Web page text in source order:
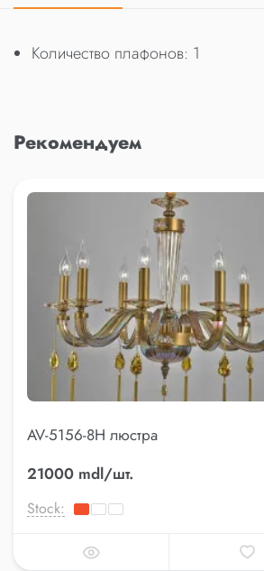
Количество плафонов: 1
Рекомендуем
AV-5156-8H люстра
21000 mdl/шт.
Stock: